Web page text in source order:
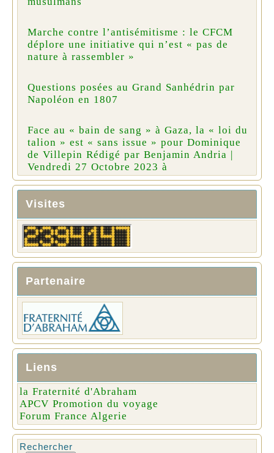
Marche contre l’antisémitisme : le CFCM
déplore une initiative qui n’est « pas de
nature à rassembler »
Questions posées au Grand Sanhédrin par
Napoléon en 1807
Face au « bain de sang » à Gaza, la « loi du
talion » est « sans issue » pour Dominique
de Villepin Rédigé par Benjamin Andria |
Vendredi 27 Octobre 2023 à
Visites
Partenaire
Liens
la Fraternité d'Abraham
APCV Promotion du voyage
Forum France Algerie
Rechercher